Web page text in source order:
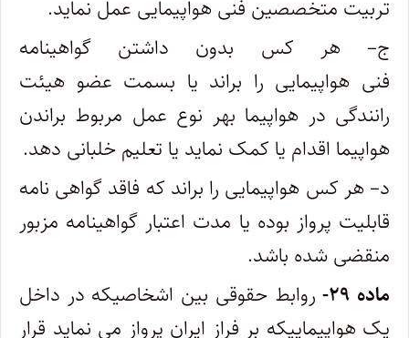
تربیت متخصصین فنی هواپیمایی عمل نماید.
ج– هر کس بدون داشتن گواهینامه
فنی هواپیمایی را براند یا بسمت عضو هیئت
رانندگی در هواپیما بهر نوع عمل مربوط براندن
هواپیما‌ اقدام یا کمک نماید یا تعلیم خلبانی دهد.
د– هر کس هواپیمایی را براند که فاقد گواهی نامه
قابلیت پرواز بوده یا مدت اعتبار گواهینامه مزبور
منقضی شده باشد.
ماده ۲۹-
روابط حقوقی بین اشخاصیکه در داخل
یک هواپیماییکه بر فراز ایران پرواز می ‌نماید قرار